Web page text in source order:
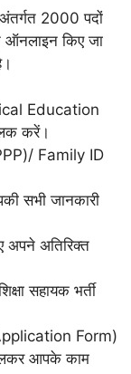
अंतर्गत 2000 पदों
ऑनलाइन किए जा
Education
करें।
Family ID
सभी जानकारी
अपने अतिरिक्त
सहायक भर्ती
Form)
आपके काम